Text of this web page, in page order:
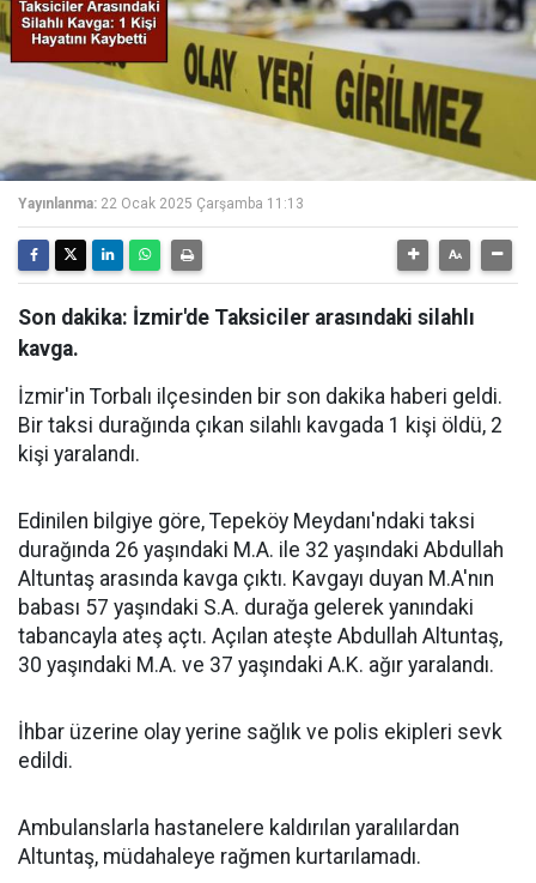
Yayınlanma: 22 Ocak 2025 Çarşamba 11:13
Son dakika: İzmir'de Taksiciler arasındaki silahlı
kavga.
İzmir'in Torbalı ilçesinden bir son dakika haberi geldi.
Bir taksi durağında çıkan silahlı kavgada 1 kişi öldü, 2
kişi yaralandı.
Edinilen bilgiye göre, Tepeköy Meydanı'ndaki taksi
durağında 26 yaşındaki M.A. ile 32 yaşındaki Abdullah
Altuntaş arasında kavga çıktı. Kavgayı duyan M.A'nın
babası 57 yaşındaki S.A. durağa gelerek yanındaki
tabancayla ateş açtı. Açılan ateşte Abdullah Altuntaş,
30 yaşındaki M.A. ve 37 yaşındaki A.K. ağır yaralandı.
İhbar üzerine olay yerine sağlık ve polis ekipleri sevk
edildi.
Ambulanslarla hastanelere kaldırılan yaralılardan
Altuntaş, müdahaleye rağmen kurtarılamadı.